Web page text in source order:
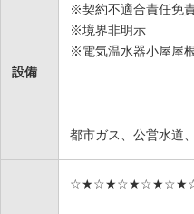
設備
※契約不適合責任免
※境界非明示
※電気温水器小屋屋
都市ガス、公営水道